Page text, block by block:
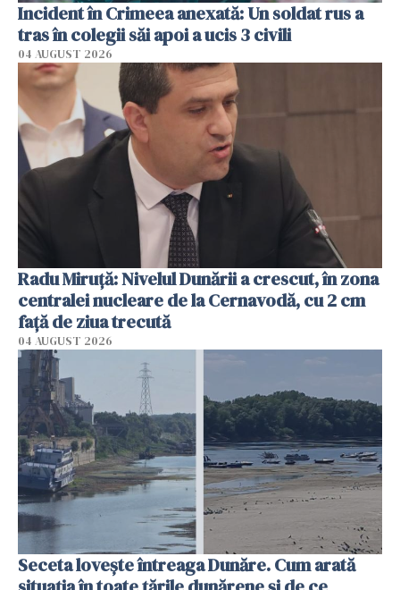
Incident în Crimeea anexată: Un soldat rus a
tras în colegii săi apoi a ucis 3 civili
04 AUGUST 2026
Radu Miruţă: Nivelul Dunării a crescut, în zona
centralei nucleare de la Cernavodă, cu 2 cm
faţă de ziua trecută
04 AUGUST 2026
Seceta lovește întreaga Dunăre. Cum arată